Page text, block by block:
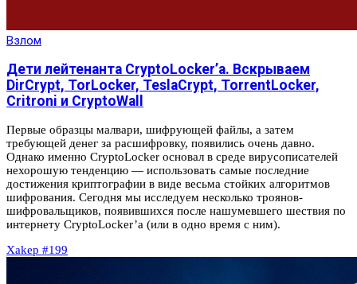
Взлом
Дети лейтенанта CryptoLocker’a. Вскрываем
DirCrypt, TorLocker, TeslaCrypt, TorrentLocker,
Critroni и CryptoWall
Первые образцы малвари, шифрующей файлы, а затем
требующей денег за расшифровку, появились очень давно.
Однако именно CryptoLocker основал в среде вирусописателей
нехорошую тенденцию — использовать самые последние
достижения криптографии в виде весьма стойких алгоритмов
шифрования. Сегодня мы исследуем несколько троянов-
шифровальщиков, появившихся после нашумевшего шествия по
интернету CryptoLocker’а (или в одно время с ним).
Xakep #199